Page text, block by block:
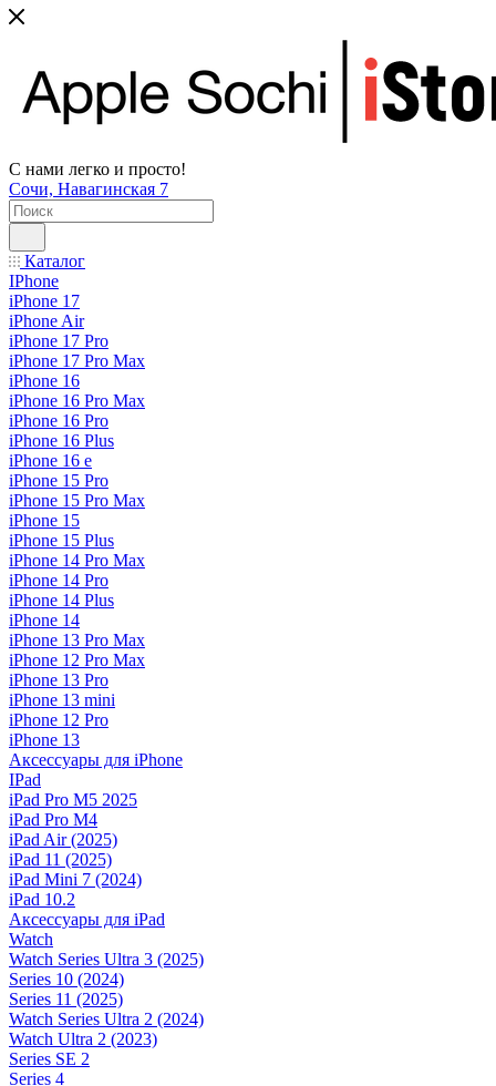
С нами легко и просто!
Сочи, Навагинская 7
Каталог
IPhone
iPhone 17
iPhone Air
iPhone 17 Pro
iPhone 17 Pro Max
iPhone 16
iPhone 16 Pro Max
iPhone 16 Pro
iPhone 16 Plus
iPhone 16 e
iPhone 15 Pro
iPhone 15 Pro Max
iPhone 15
iPhone 15 Plus
iPhone 14 Pro Max
iPhone 14 Pro
iPhone 14 Plus
iPhone 14
iPhone 13 Pro Max
iPhone 12 Pro Max
iPhone 13 Pro
iPhone 13 mini
iPhone 12 Pro
iPhone 13
Аксессуары для iPhone
IPad
iPad Pro M5 2025
iPad Pro M4
iPad Air (2025)
iPad 11 (2025)
iPad Mini 7 (2024)
iPad 10.2
Аксессуары для iPad
Watch
Watch Series Ultra 3 (2025)
Series 10 (2024)
Series 11 (2025)
Watch Series Ultra 2 (2024)
Watch Ultra 2 (2023)
Series SE 2
Series 4